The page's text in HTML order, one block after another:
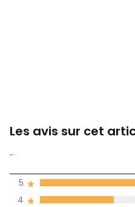
Les avis sur cet
4
5